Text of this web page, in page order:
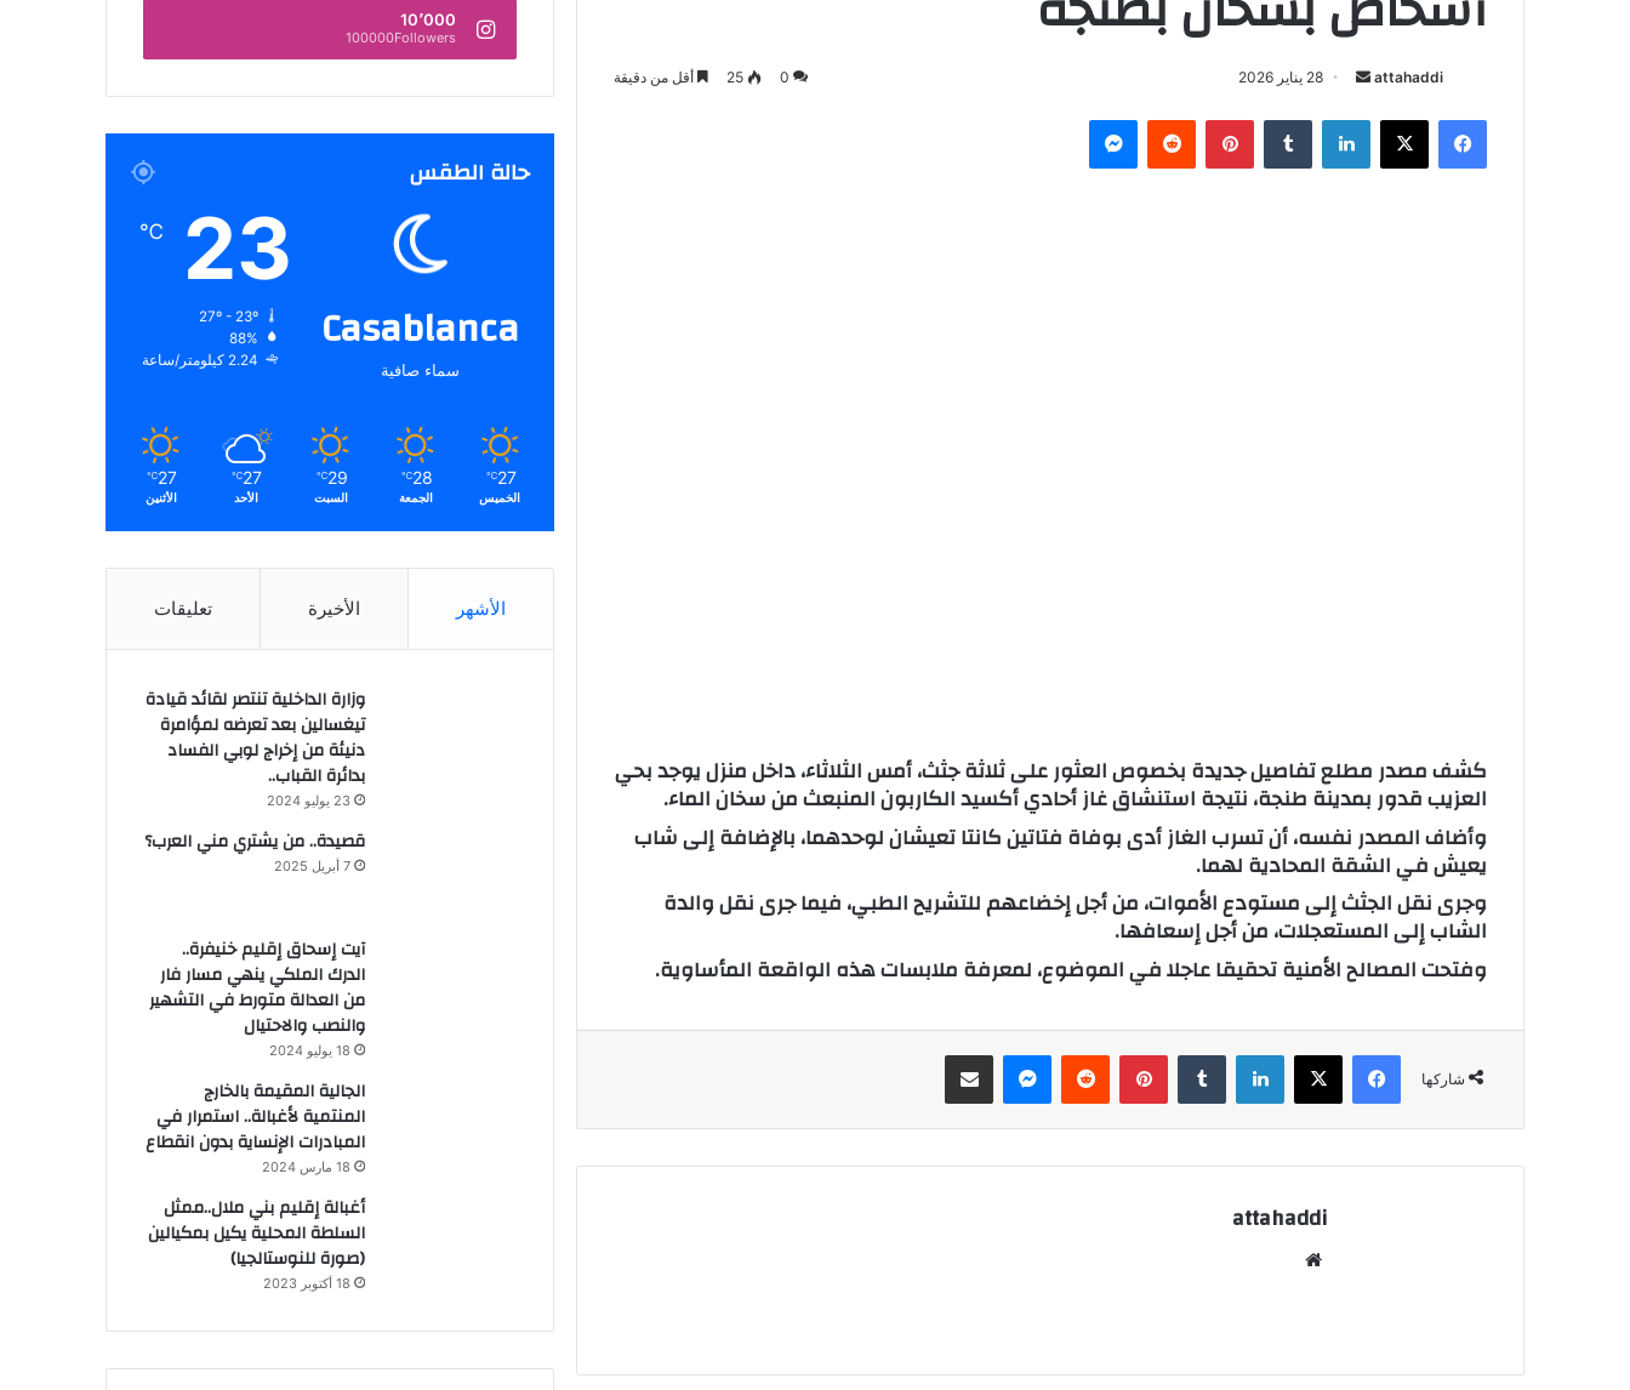
attahaddi
س
ل
28 يناير 2026 0
25 أقل من دقيقة
فيسبوك لينكدإن بينتيريست
كشف مصدر مطلع تفاصيل جديدة بخصوص العثور على ثلاثة جثث، أمس الثلاثاء، داخل منزل يوجد بحي
العزيب قدور بمدينة طنجة، نتيجة استنشاق غاز أحادي أكسيد الكاربون المنبعث من سخان الماء.
وأضاف المصدر نفسه، أن تسرب الغاز أدى بوفاة فتاتين كانتا تعيشان لوحدهما، بالإضافة إلى شاب
يعيش في الشقة المحادية لهما.
وجرى نقل الجثث إلى مستودع الأموات، من أجل إخضاعهم للتشريح الطبي، فيما جرى نقل والدة
الشاب إلى المستعجلات، من أجل إسعافها.
وفتحت المصالح الأمنية تحقيقا عاجلا في الموضوع، لمعرفة ملابسات هذه الواقعة المأساوية.
شاركها
فيسبوك لينكدإن بينتيريست
attahaddi
10٬000
100000Followers
حالة الطقس
Casablanca
سماء صافية
23
℃
88%
2.24 كيلومتر/ساعة
27
℃
الخميس
28
℃
الجمعة
29
℃
السبت
27
℃
الأحد
27
℃
الأثنين
الأشهر الأخيرة تعليقات
وزارة الداخلية تنتصر لقائد قيادة
تيغسالين بعد تعرضه لمؤامرة
دنيئة من إخراج لوبي الفساد
بدائرة القباب..
23 يوليو 2024
قصيدة.. من يشتري مني العرب؟
7 أبريل 2025
آيت إسحاق إقليم خنيفرة..
الدرك الملكي ينهي مسار فار
من العدالة متورط في التشهير
والنصب والاحتيال
18 يوليو 2024
الجالية المقيمة بالخارج
المنتمية لأغبالة.. استمرار في
المبادرات الإنساية بدون انقطاع
18 مارس 2024
أغبالة إقليم بني ملال..ممثل
السلطة المحلية يكيل بمكيالين
(صورة للنوستالجيا)
18 أكتوبر 2023